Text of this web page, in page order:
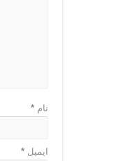
نام*
ایمیل*